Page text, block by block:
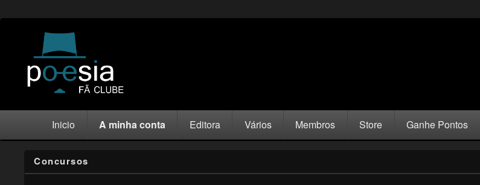
Inicio A minha conta Editora Vários Membros Store Ganhe Pontos
Concursos